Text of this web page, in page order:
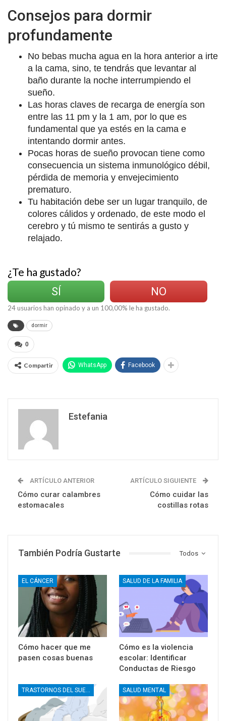
Consejos para dormir
profundamente
No bebas mucha agua en la hora anterior a irte
a la cama, sino, te tendrás que levantar al
baño durante la noche interrumpiendo el
sueño.
Las horas claves de recarga de energía son
entre las 11 pm y la 1 am, por lo que es
fundamental que ya estés en la cama e
intentando dormir antes.
Pocas horas de sueño provocan tiene como
consecuencia un sistema inmunológico débil,
pérdida de memoria y envejecimiento
prematuro.
Tu habitación debe ser un lugar tranquilo, de
colores cálidos y ordenado, de este modo el
cerebro y tú mismo te sentirás a gusto y
relajado.
¿Te ha gustado?
SÍ
NO
24usuarios han opinado y a un 100,00% le ha gustado.
dormir
0
Compartir WhatsApp Facebook
Estefania
ARTÍCULO ANTERIOR
Cómo curar calambres
estomacales
ARTÍCULO SIGUIENTE
Cómo cuidar las
costillas rotas
Todos
También Podría Gustarte
EL CÁNCER
Cómo hacer que me
pasen cosas buenas
SALUD DE LA FAMILIA
Cómo es la violencia
escolar: Identificar
Conductas de Riesgo
TRASTORNOS DEL SUEÑO SALUD MENTAL